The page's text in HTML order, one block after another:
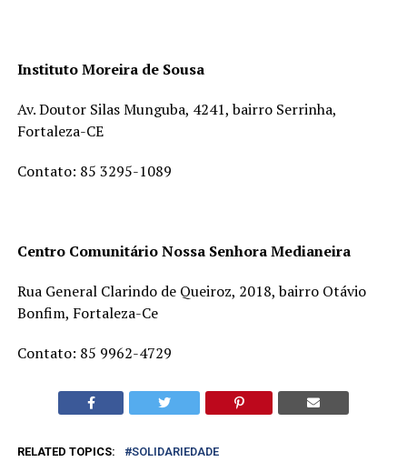
Instituto Moreira de Sousa
Av. Doutor Silas Munguba, 4241, bairro Serrinha,
Fortaleza-CE
Contato: 85 3295-1089
Centro Comunitário Nossa Senhora Medianeira
Rua General Clarindo de Queiroz, 2018, bairro Otávio
Bonfim, Fortaleza-Ce
Contato: 85 9962-4729
RELATED TOPICS: SOLIDARIEDADE